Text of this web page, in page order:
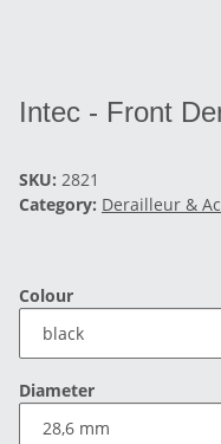
Intec - Front
SKU: 2821
Category: Derailleur &
Colour
Diameter